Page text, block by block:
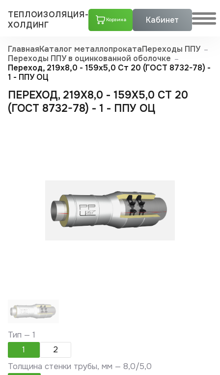
ТЕПЛОИЗОЛЯЦИЯ-
ХОЛДИНГ
Корзина Кабинет
ГлавнаяКаталог металлопрокатаПереходы ППУ
Переходы ППУ в оцинкованной оболочке
Переход, 219х8,0 - 159x5,0 Ст 20 (ГОСТ 8732-78) -
1 - ППУ ОЦ
ПЕРЕХОД, 219Х8,0 - 159X5,0 СТ 20
(ГОСТ 8732-78) - 1 - ППУ ОЦ
Тип —1
1
2
Толщина стенки трубы, мм —8,0/5,0